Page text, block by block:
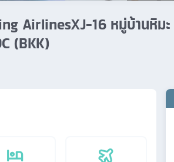
AirlinesXJ-16 หมู่บ้านหิม
(BKK)